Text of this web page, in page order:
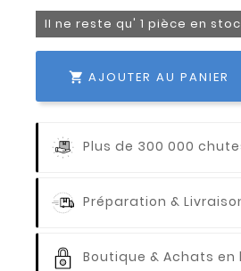
Il ne reste qu' 1 pièce en
 AJOUTER AU PANIER
Plus de 300 000
Préparation &
Boutique & Achats en